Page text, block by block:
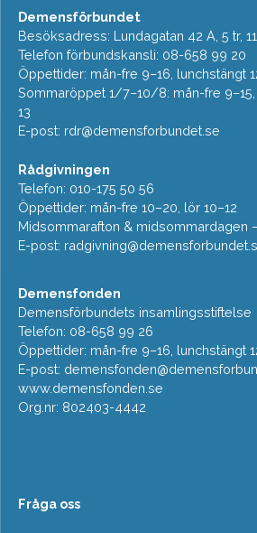
Demensförbundet
Besöksadress: Lundagatan 42 A, 5 tr,
Telefon förbundskansli: 08-658 99 20
Öppettider: mån-fre 9–16, lunchstängt
Sommaröppet 1/7–10/8: mån-fre 9–15,
13
E-post: rdr@demensforbundet.se
Rådgivningen
Telefon: 010-175 50 56
Öppettider: mån-fre 10–20, lör 10–12
Midsommarafton & midsommardagen
E-post:
Demensfonden
Demensförbundets insamlingsstiftelse
Telefon: 08-658 99 26
Öppettider: mån-fre 9–16, lunchstängt
E-post:
www.demensfonden.se
Org.nr: 802403-4442
Fråga oss